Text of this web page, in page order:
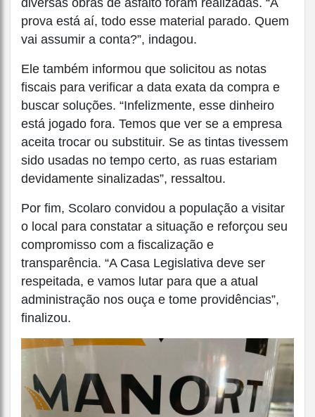
diversas obras de asfalto foram realizadas. “A
prova está aí, todo esse material parado. Quem
vai assumir a conta?”, indagou.
Ele também informou que solicitou as notas
fiscais para verificar a data exata da compra e
buscar soluções. “Infelizmente, esse dinheiro
está jogado fora. Temos que ver se a empresa
aceita trocar ou substituir. Se as tintas tivessem
sido usadas no tempo certo, as ruas estariam
devidamente sinalizadas”, ressaltou.
Por fim, Scolaro convidou a população a visitar
o local para constatar a situação e reforçou seu
compromisso com a fiscalização e
transparência. “A Casa Legislativa deve ser
respeitada, e vamos lutar para que a atual
administração nos ouça e tome providências”,
finalizou.